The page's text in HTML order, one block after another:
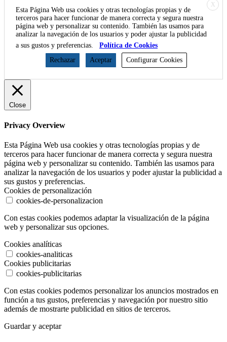
X
Esta Página Web usa cookies y otras tecnologías propias y de
terceros para hacer funcionar de manera correcta y segura nuestra
página web y personalizar su contenido. También las usamos para
analizar la navegación de los usuarios y poder ajustar la publicidad
a sus gustos y preferencias.
Política de Cookies
Rechazar
Aceptar Configurar Cookies
Close
Privacy Overview
Esta Página Web usa cookies y otras tecnologías propias y de
terceros para hacer funcionar de manera correcta y segura nuestra
página web y personalizar su contenido. También las usamos para
analizar la navegación de los usuarios y poder ajustar la publicidad a
sus gustos y preferencias.
Cookies de personalización
cookies-de-personalizacion
Con estas cookies podemos adaptar la visualización de la página
web y personalizar sus opciones.
Cookies analíticas
cookies-analiticas
Cookies publicitarias
cookies-publicitarias
Con estas cookies podemos personalizar los anuncios mostrados en
función a tus gustos, preferencias y navegación por nuestro sitio
además de mostrarte publicidad en sitios de terceros.
Guardar y aceptar